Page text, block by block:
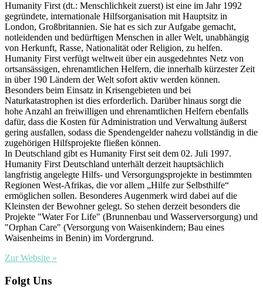
Humanity First (dt.: Menschlichkeit zuerst) ist eine im Jahr 1992
gegründete, internationale Hilfsorganisation mit Hauptsitz in
London, Großbritannien. Sie hat es sich zur Aufgabe gemacht,
notleidenden und bedürftigen Menschen in aller Welt, unabhängig
von Herkunft, Rasse, Nationalität oder Religion, zu helfen.
Humanity First verfügt weltweit über ein ausgedehntes Netz von
ortsansässigen, ehrenamtlichen Helfern, die innerhalb kürzester Zeit
in über 190 Ländern der Welt sofort aktiv werden können.
Besonders beim Einsatz in Krisengebieten und bei
Naturkatastrophen ist dies erforderlich. Darüber hinaus sorgt die
hohe Anzahl an freiwilligen und ehrenamtlichen Helfern ebenfalls
dafür, dass die Kosten für Administration und Verwaltung äußerst
gering ausfallen, sodass die Spendengelder nahezu vollständig in die
zugehörigen Hilfsprojekte fließen können.
In Deutschland gibt es Humanity First seit dem 02. Juli 1997.
Humanity First Deutschland unterhält derzeit hauptsächlich
langfristig angelegte Hilfs- und Versorgungsprojekte in bestimmten
Regionen West-Afrikas, die vor allem „Hilfe zur Selbsthilfe“
ermöglichen sollen. Besonderes Augenmerk wird dabei auf die
Kleinsten der Bewohner gelegt. So stehen derzeit besonders die
Projekte "Water For Life" (Brunnenbau und Wasserversorgung) und
"Orphan Care" (Versorgung von Waisenkindern; Bau eines
Waisenheims in Benin) im Vordergrund.
Zur Website »
Folgt Uns